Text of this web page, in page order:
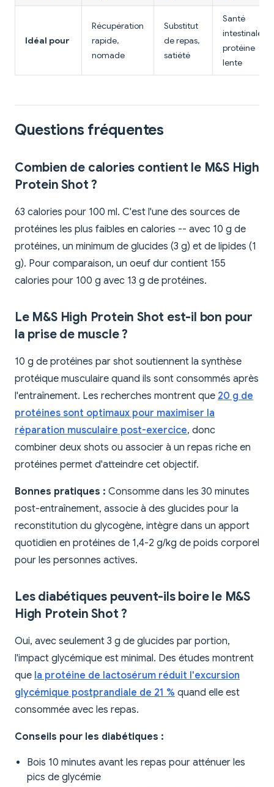
Idéal pour
Récupération
rapide,
nomade
Substitut
de repas,
satiété
Santé
intestinale,
protéine
lente
Questions fréquentes
Combien de calories contient le M&S High
Protein Shot ?
63 calories pour 100 ml. C'est l'une des sources de
protéines les plus faibles en calories -- avec 10 g de
protéines, un minimum de glucides (3 g) et de lipides (1
g). Pour comparaison, un oeuf dur contient 155
calories pour 100 g avec 13 g de protéines.
Le M&S High Protein Shot est-il bon pour
la prise de muscle ?
10 g de protéines par shot soutiennent la synthèse
protéique musculaire quand ils sont consommés après
l'entraînement. Les recherches montrent que 20 g de
protéines sont optimaux pour maximiser la
réparation musculaire post-exercice, donc
combiner deux shots ou associer à un repas riche en
protéines permet d'atteindre cet objectif.
Bonnes pratiques : Consomme dans les 30 minutes
post-entraînement, associe à des glucides pour la
reconstitution du glycogène, intègre dans un apport
quotidien en protéines de 1,4-2 g/kg de poids corporel
pour les personnes actives.
Les diabétiques peuvent-ils boire le M&S
High Protein Shot ?
Oui, avec seulement 3 g de glucides par portion,
l'impact glycémique est minimal. Des études montrent
que la protéine de lactosérum réduit l'excursion
glycémique postprandiale de 21 % quand elle est
consommée avec les repas.
Conseils pour les diabétiques :
Bois 10 minutes avant les repas pour atténuer les
pics de glycémie